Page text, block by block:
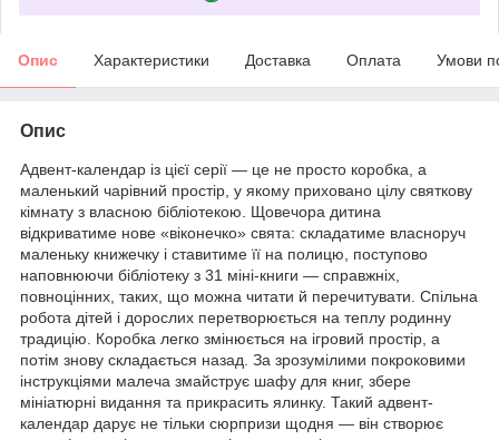
Опис Характеристики Доставка Оплата Умови
Опис
Адвент-календар із цієї серії — це не просто коробка, а
маленький чарівний простір, у якому приховано цілу святкову
кімнату з власною бібліотекою. Щовечора дитина
відкриватиме нове «віконечко» свята: складатиме власноруч
маленьку книжечку і ставитиме її на полицю, поступово
наповнюючи бібліотеку з 31 міні-книги — справжніх,
повноцінних, таких, що можна читати й перечитувати. Спільна
робота дітей і дорослих перетворюється на теплу родинну
традицію. Коробка легко змінюється на ігровий простір, а
потім знову складається назад. За зрозумілими покроковими
інструкціями малеча змайструє шафу для книг, збере
мініатюрні видання та прикрасить ялинку. Такий адвент-
календар дарує не тільки сюрпризи щодня — він створює